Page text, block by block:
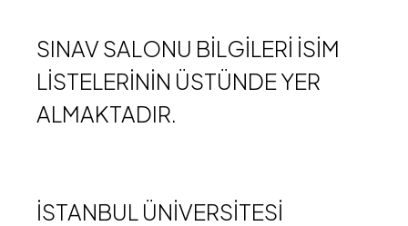
SINAV SALONU BİLGİLERİ İSİM
LİSTELERİNİN ÜSTÜNDE YER
ALMAKTADIR.
İSTANBUL ÜNİVERSİTESİ